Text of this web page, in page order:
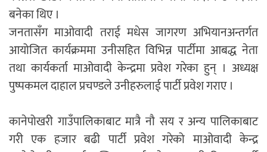
बनेका थिए ।
जनतासँग माओवादी तराई मधेस जागरण अभियानअन्तर्गत
आयोजित कार्यक्रममा उनीसहित विभिन्न पार्टीमा आबद्ध नेता
तथा कार्यकर्ता माओवादी केन्द्रमा प्रवेश गरेका हुन् । अध्यक्ष
पुष्पकमल दाहाल प्रचण्डले उनीहरुलाई पार्टी प्रवेश गराए ।
कानेपोखरी गाउँपालिकाबाट मात्रै नौ सय र अन्य पालिकाबाट
गरी एक हजार बढी पार्टी प्रवेश गरेको माओवादी केन्द्र